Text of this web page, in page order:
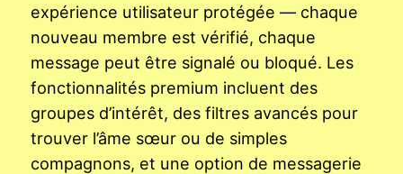
expérience utilisateur protégée — chaque
nouveau membre est vérifié, chaque
message peut être signalé ou bloqué. Les
fonctionnalités premium incluent des
groupes d’intérêt, des filtres avancés pour
trouver l’âme sœur ou de simples
compagnons, et une option de messagerie